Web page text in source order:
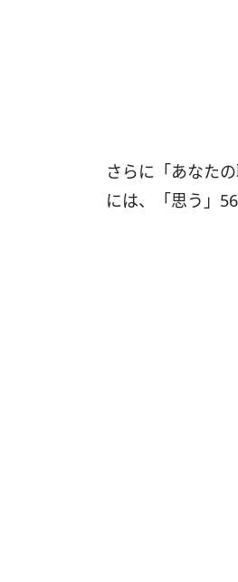
さらに「あなた
には、「思う」